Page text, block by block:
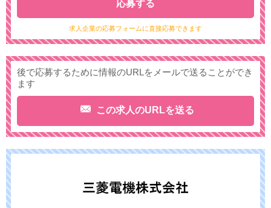
求人企業の応募フォームに直接応募できます
応募する
後で応募するために情報のURLをメールで送ることができ
ます
この求人のURLを送る